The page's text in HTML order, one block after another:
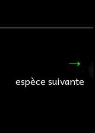
→
espèce suivante